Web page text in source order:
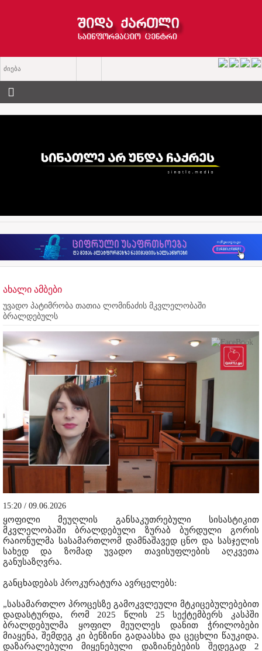
ახალი ამბები
უვადო პატიმრობა თათია ლომინაძის მკვლელობაში
ბრალდებულს
15:20 / 09.06.2026
ყოფილი მეუღლის განსაკუთრებული სისასტიკით
მკვლელობაში ბრალდებული ზურაბ ბურდული გორის
რაიონულმა სასამართლომ დამნაშავედ ცნო და სასჯელის
სახედ და ზომად უვადო თავისუფლების აღკვეთა
განუსაზღვრა.
განცხადებას პროკურატურა ავრცელებს:
„სასამართლო პროცესზე გამოკვლეული მტკიცებულებებით
დადასტურდა, რომ 2025 წლის 25 სექტემბერს კასპში
ბრალდებულმა ყოფილ მეუღლეს დანით ჭრილობები
მიაყენა, შემდეგ კი ბენზინი გადაასხა და ცეცხლი წაუკიდა.
დაზარალებული მიყენებული დაზიანებების შედეგად 2